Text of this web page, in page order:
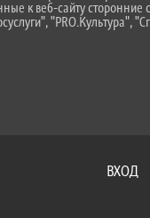
ВХОД
к веб-сайту сторонние
"PRO.Культура",